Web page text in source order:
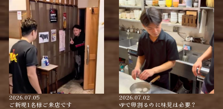
2026.07.05
ご新規1名様ご来店です
2026.07.02
ゆで卵割るのに味見は必要？